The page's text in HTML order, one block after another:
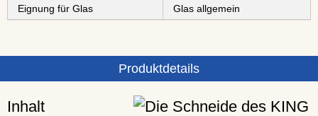
Eignung für Glas
Glas allgemein
Produktdetails
Inhalt